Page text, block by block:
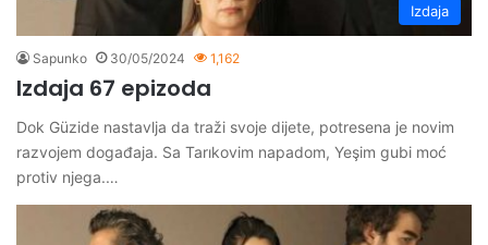
Izdaja
Sapunko 30/05/2024 1,162
Izdaja 67 epizoda
Dok Güzide nastavlja da traži svoje dijete, potresena je novim
razvojem događaja. Sa Tarıkovim napadom, Yeşim gubi moć
protiv njega.…